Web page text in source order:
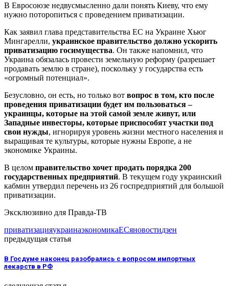
В Евросоюзе недвусмысленно дали понять Киеву, что ему
нужно поторопиться с проведением приватизации.
Как заявил глава представительства ЕС на Украине Хьюг
Мингарелли, украинское правительство должно ускорить
приватизацию госимущества. Он также напомнил, что
Украина обязалась провести земельную реформу (разрешает
продавать землю в стране), поскольку у государства есть
«огромный потенциал».
Безусловно, он есть, но только вот вопрос в том, кто после
проведения приватизации будет им пользоваться –
украинцы, которые на этой самой земле живут, или
Западные инвесторы, которые приспособят участки под
свои нужды, игнорируя уровень жизни местного населения и
выращивая те культуры, которые нужны Европе, а не
экономике Украины.
В целом правительство хочет продать порядка 200
государственных предприятий. В текущем году украинский
кабмин утвердил перечень из 26 госпредприятий для большой
приватизации.
Эксклюзивно для Правда-ТВ
приватизацияукраинаэкономикаЕСяновостидзен
предыдущая статья
В Госдуме наконец разобрались с вопросом импортных
лекарств в РФ